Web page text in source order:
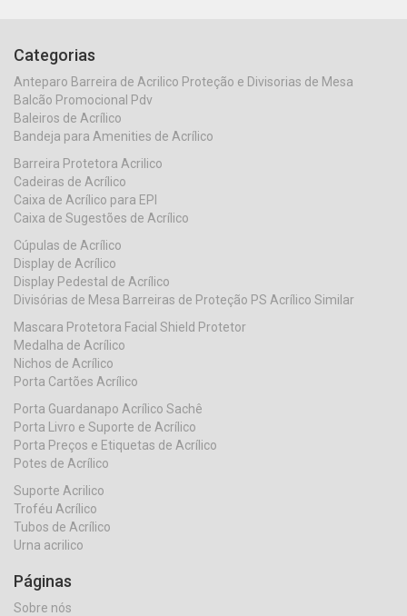
Categorias
Anteparo Barreira de Acrilico Proteção e Divisorias de Mesa
Balcão Promocional Pdv
Baleiros de Acrílico
Bandeja para Amenities de Acrílico
Barreira Protetora Acrilico
Cadeiras de Acrílico
Caixa de Acrílico para EPI
Caixa de Sugestões de Acrílico
Cúpulas de Acrílico
Display de Acrílico
Display Pedestal de Acrílico
Divisórias de Mesa Barreiras de Proteção PS Acrílico Similar
Mascara Protetora Facial Shield Protetor
Medalha de Acrílico
Nichos de Acrílico
Porta Cartões Acrílico
Porta Guardanapo Acrílico Sachê
Porta Livro e Suporte de Acrílico
Porta Preços e Etiquetas de Acrílico
Potes de Acrílico
Suporte Acrilico
Troféu Acrílico
Tubos de Acrílico
Urna acrilico
Páginas
Sobre nós